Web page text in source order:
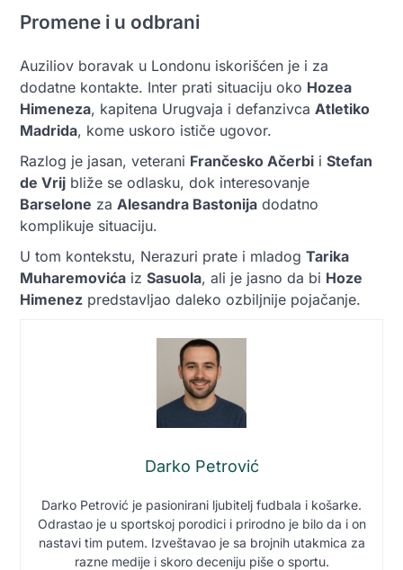
Promene i u odbrani
Auziliov boravak u Londonu iskorišćen je i za
dodatne kontakte. Inter prati situaciju oko Hozea
Himeneza, kapitena Urugvaja i defanzivca Atletiko
Madrida, kome uskoro ističe ugovor.
Razlog je jasan, veterani Frančesko Ačerbi i Stefan
de Vrij bliže se odlasku, dok interesovanje
Barselone za Alesandra Bastonija dodatno
komplikuje situaciju.
U tom kontekstu, Nerazuri prate i mladog Tarika
Muharemovića iz Sasuola, ali je jasno da bi Hoze
Himenez predstavljao daleko ozbiljnije pojačanje.
Darko Petrović
Darko Petrović je pasionirani ljubitelj fudbala i košarke.
Odrastao je u sportskoj porodici i prirodno je bilo da i on
nastavi tim putem. Izveštavao je sa brojnih utakmica za
razne medije i skoro deceniju piše o sportu.